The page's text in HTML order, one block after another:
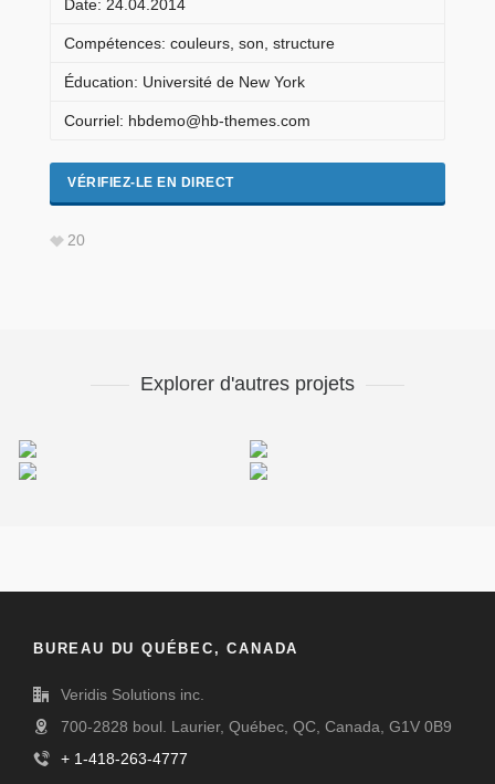
Date: 24.04.2014
Compétences: couleurs, son, structure
Éducation: Université de New York
Courriel: hbdemo@hb-themes.com
VÉRIFIEZ-LE EN DIRECT
20
Explorer d'autres projets
BUREAU DU QUÉBEC, CANADA
Veridis Solutions inc.
700-2828 boul. Laurier, Québec, QC, Canada, G1V 0B9
+ 1-418-263-4777